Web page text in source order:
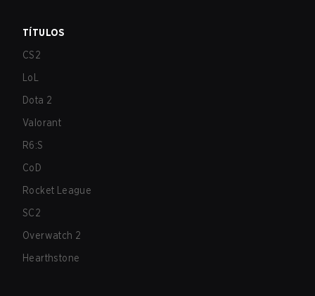
TÍTULOS
CS2
LoL
Dota 2
Valorant
R6:S
CoD
Rocket League
SC2
Overwatch 2
Hearthstone